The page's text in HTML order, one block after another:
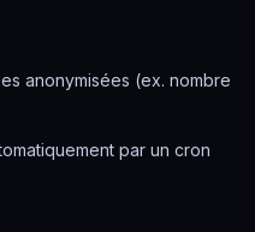
anonymisées (ex. nombre
par un cron